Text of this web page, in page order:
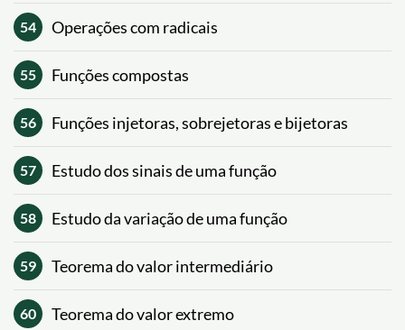
54 Operações com radicais
55 Funções compostas
56 Funções injetoras, sobrejetoras e bijetoras
57 Estudo dos sinais de uma função
58 Estudo da variação de uma função
59 Teorema do valor intermediário
60 Teorema do valor extremo